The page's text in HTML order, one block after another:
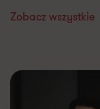
Zobacz wszystkie